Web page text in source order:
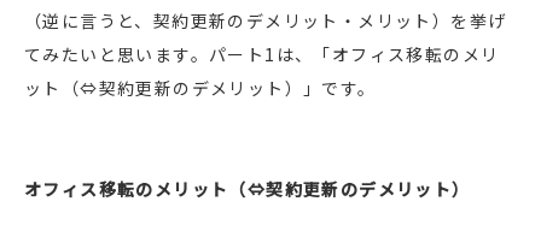
（逆に言うと、契約更新のデメリット・メリット）を挙げ
てみたいと思います。パート1は、「オフィス移転のメリ
ット（⇔契約更新のデメリット）」です。
オフィス移転のメリット（⇔契約更新のデメリット）